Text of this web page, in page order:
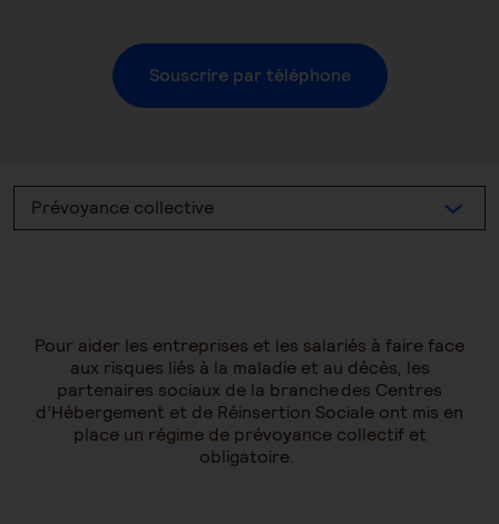
Souscrire par téléphone
Prévoyance collective
Pour aider les entreprises et les salariés à faire face
aux risques liés à la maladie et au décès, les
partenaires sociaux de la branche des Centres
d’Hébergement et de Réinsertion Sociale ont mis en
place un régime de prévoyance collectif et
obligatoire.